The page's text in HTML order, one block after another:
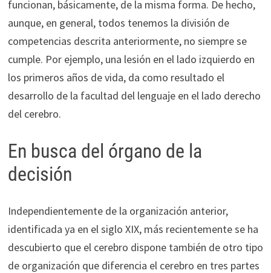
funcionan, básicamente, de la misma forma. De hecho,
aunque, en general, todos tenemos la división de
competencias descrita anteriormente, no siempre se
cumple. Por ejemplo, una lesión en el lado izquierdo en
los primeros años de vida, da como resultado el
desarrollo de la facultad del lenguaje en el lado derecho
del cerebro.
En busca del órgano de la
decisión
Independientemente de la organización anterior,
identificada ya en el siglo XIX, más recientemente se ha
descubierto que el cerebro dispone también de otro tipo
de organización que diferencia el cerebro en tres partes